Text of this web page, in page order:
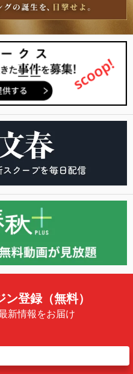
ン登録（無料）
新情報をお届け